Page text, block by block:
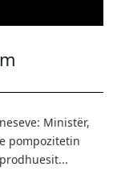
Ministër,
pompozitetin